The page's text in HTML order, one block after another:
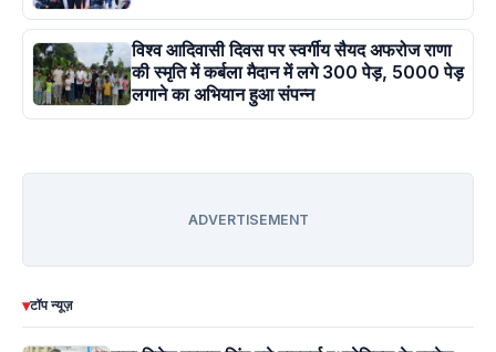
विश्व आदिवासी दिवस पर स्वर्गीय सैयद अफरोज राणा
की स्मृति में कर्बला मैदान में लगे 300 पेड़, 5000 पेड़
लगाने का अभियान हुआ संपन्न
ADVERTISEMENT
▾टॉप न्यूज़